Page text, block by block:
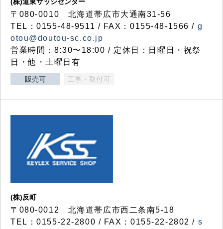
〒080-0010 北海道帯広市大通南31-56
TEL：0155-48-9511 / FAX：0155-48-1566 / g
otou@doutou-sc.co.jp
営業時間：8:30〜18:00 / 定休日：日曜日・祝祭
日・他・土曜日有
販売可 工事・取付可
(株)反町
〒080-0012 北海道帯広市西二条南5-18
TEL：0155-22-2800 / FAX：0155-22-2802 / s